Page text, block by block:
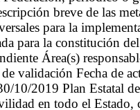
breve de las
para la
para la constitución
Área(s)
validación Fecha de
10/2019 Plan Estatal
en todo el